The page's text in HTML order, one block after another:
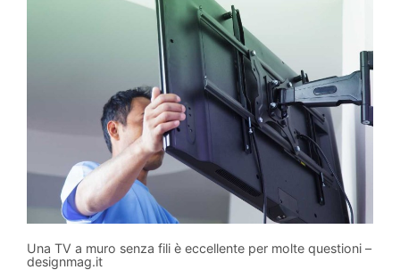
Una TV a muro senza fili è eccellente per molte questioni –
designmag.it